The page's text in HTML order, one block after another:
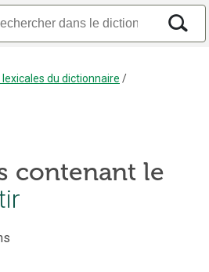
du dictionnaire /
contenant le